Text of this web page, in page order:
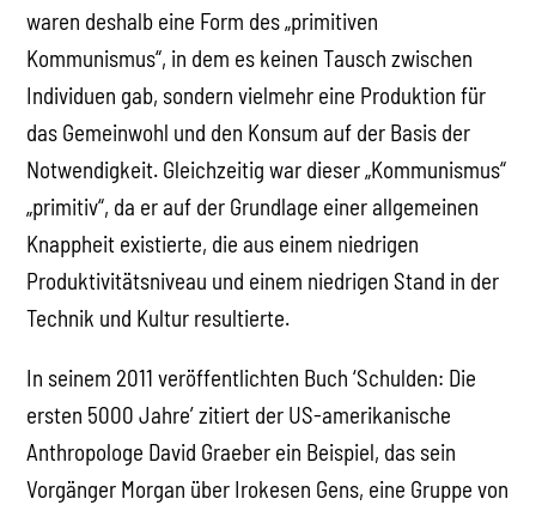
waren deshalb eine Form des „primitiven
Kommunismus“, in dem es keinen Tausch zwischen
Individuen gab, sondern vielmehr eine Produktion für
das Gemeinwohl und den Konsum auf der Basis der
Notwendigkeit. Gleichzeitig war dieser „Kommunismus“
„primitiv“, da er auf der Grundlage einer allgemeinen
Knappheit existierte, die aus einem niedrigen
Produktivitätsniveau und einem niedrigen Stand in der
Technik und Kultur resultierte.
In seinem 2011 veröffentlichten Buch ‘Schulden: Die
ersten 5000 Jahre’ zitiert der US-amerikanische
Anthropologe David Graeber ein Beispiel, das sein
Vorgänger Morgan über Irokesen Gens, eine Gruppe von